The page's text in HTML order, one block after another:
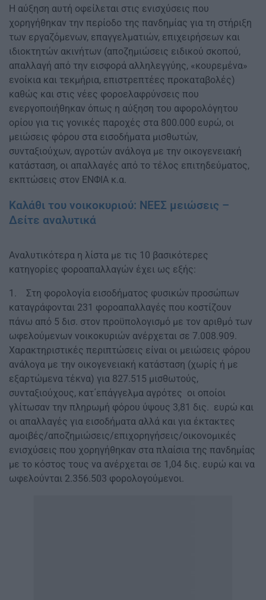
Η αύξηση αυτή οφείλεται στις ενισχύσεις που
χορηγήθηκαν την περίοδο της πανδημίας για τη στήριξη
των εργαζόμενων, επαγγελματιών, επιχειρήσεων και
ιδιοκτητών ακινήτων (αποζημιώσεις ειδικού σκοπού,
απαλλαγή από την εισφορά αλληλεγγύης, «κουρεμένα»
ενοίκια και τεκμήρια, επιστρεπτέες προκαταβολές)
καθώς και στις νέες φοροελαφρύνσεις που
ενεργοποιήθηκαν όπως η αύξηση του αφορολόγητου
ορίου για τις γονικές παροχές στα 800.000 ευρώ, οι
μειώσεις φόρου στα εισοδήματα μισθωτών,
συνταξιούχων, αγροτών ανάλογα με την οικογενειακή
κατάσταση, οι απαλλαγές από το τέλος επιτηδεύματος,
εκπτώσεις στον ΕΝΦΙΑ κ.α.
Καλάθι του νοικοκυριού: ΝΕΕΣ μειώσεις –
Δείτε αναλυτικά
Αναλυτικότερα η λίστα με τις 10 βασικότερες
κατηγορίες φοροαπαλλαγών έχει ως εξής:
1. Στη φορολογία εισοδήματος φυσικών προσώπων
καταγράφονται 231 φοροαπαλλαγές που κοστίζουν
πάνω από 5 δισ. στον προϋπολογισμό με τον αριθμό των
ωφελούμενων νοικοκυριών ανέρχεται σε 7.008.909.
Χαρακτηριστικές περιπτώσεις είναι οι μειώσεις φόρου
ανάλογα με την οικογενειακή κατάσταση (χωρίς ή με
εξαρτώμενα τέκνα) για 827.515 μισθωτούς,
συνταξιούχους, κατ΄επάγγελμα αγρότες οι οποίοι
γλίτωσαν την πληρωμή φόρου ύψους 3,81 δις. ευρώ και
οι απαλλαγές για εισοδήματα αλλά και για έκτακτες
αμοιβές/αποζημιώσεις/επιχορηγήσεις/οικονομικές
ενισχύσεις που χορηγήθηκαν στα πλαίσια της πανδημίας
με το κόστος τους να ανέρχεται σε 1,04 δις. ευρώ και να
ωφελούνται 2.356.503 φορολογούμενοι.